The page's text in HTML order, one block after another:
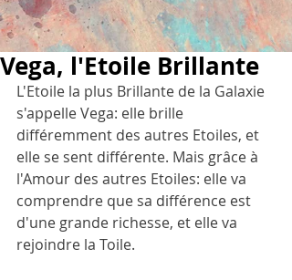
Vega, l'Etoile Brillante
L'Etoile la plus Brillante de la Galaxie
s'appelle Vega: elle brille
différemment des autres Etoiles, et
elle se sent différente. Mais grâce à
l'Amour des autres Etoiles: elle va
comprendre que sa différence est
d'une grande richesse, et elle va
rejoindre la Toile.